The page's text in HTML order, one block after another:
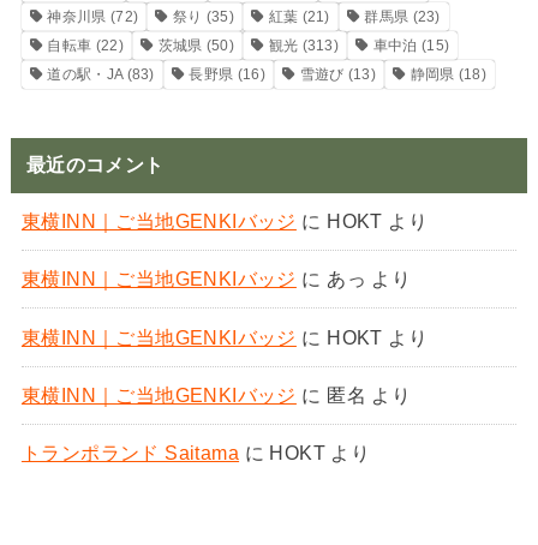
神奈川県 (72) 祭り (35) 紅葉 (21) 群馬県 (23)
自転車 (22) 茨城県 (50) 観光 (313) 車中泊 (15)
道の駅・JA(83) 長野県 (16) 雪遊び (13) 静岡県 (18)
最近のコメント
東横INN｜ご当地GENKIバッジ に HOKT より
東横INN｜ご当地GENKIバッジ に あっ より
東横INN｜ご当地GENKIバッジ に HOKT より
東横INN｜ご当地GENKIバッジ に 匿名 より
トランポランド Saitama に HOKT より